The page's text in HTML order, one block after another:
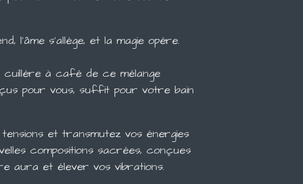
l'âme s'allège, et la magie opère.
cuillère à café de ce mélange
pour vous, suffit pour votre bain
et transmutez vos énergies
compositions sacrées, conçues
aura et élever vos vibrations.